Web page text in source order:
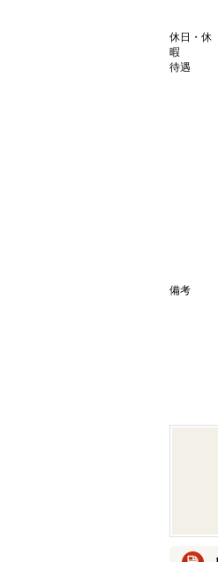
休日・休
暇
待遇
備考